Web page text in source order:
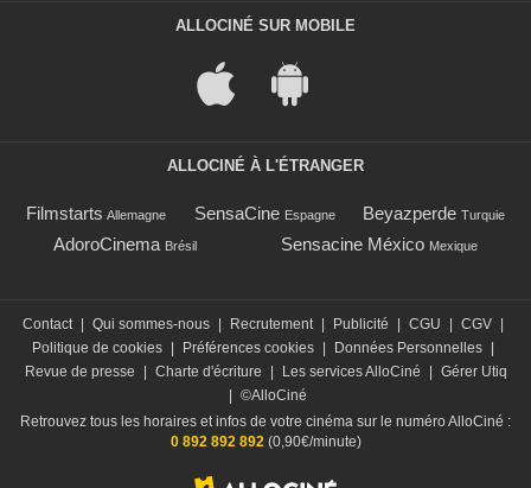
ALLOCINÉ SUR MOBILE
ALLOCINÉ À L'ÉTRANGER
Filmstarts Allemagne SensaCine Espagne Beyazperde Turquie
AdoroCinema Brésil Sensacine México Mexique
Contact | Qui sommes-nous | Recrutement | Publicité | CGU | CGV |
Politique de cookies | Préférences cookies | Données Personnelles |
Revue de presse
| Charte d'écriture | Les services AlloCiné | Gérer Utiq
| ©AlloCiné
Retrouvez tous les horaires et infos de votre cinéma sur le numéro AlloCiné :
0 892 892 892 (0,90€/minute)